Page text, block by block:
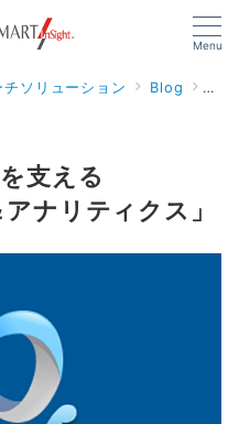
Menu
ソリューション Blog
支える
ナリティクス」